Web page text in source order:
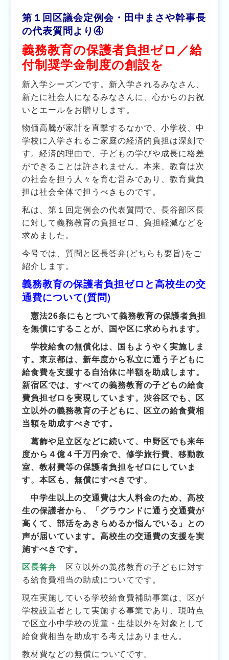
第１回区議会定例会・田中まさや幹事長
の代表質問より④
義務教育の保護者負担ゼロ／給
付制奨学金制度の創設を
新入学シーズンです。新入学されるみなさん、
新たに社会人になるみなさんに、心からのお祝
いとエールをお贈りします。
物価高騰が家計を直撃するなかで、小学校、中
学校に入学されるご家庭の経済的負担は深刻で
す。経済的理由で、子どもの学びや成長に格差
ができることは許されません。本来、教育は次
の社会を担う人々を育む営みであり、教育費負
担は社会全体で担うべきものです。
私は、第１回定例会の代表質問で、長谷部区長
に対して義務教育の負担ゼロ、負担軽減などを
求めました。
今号では、質問と区長答弁(どちらも要旨)をご
紹介します。
義務教育の保護者負担ゼロと高校生の交
通費について(質問)
憲法26条にもとづいて義務教育の保護者負担
を無償にすることが、国や区に求められます。
学校給食の無償化は、国もようやく実施しま
す。東京都は、新年度から私立に通う子どもに
給食費を支援する自治体に半額を助成します。
新宿区では、すべての義務教育の子どもの給食
費負担ゼロを実現しています。 渋谷区でも、区
立以外の義務教育の子どもに、区立の給食費相
当額を助成すべきです。
葛飾や足立区などに続いて、中野区でも来年
度から４億４千万円余で、修学旅行費、移動教
室、教材費等の保護者負担をゼロにしていま
す。本区も、無償にすべきです。
中学生以上の交通費は大人料金のため、高校
生の保護者から、「グラウンドに通う交通費が
高くて、部活をあきらめるか悩んでいる」との
声が届いています。高校生の交通費の支援を実
施すべきです。
区長答弁 区立以外の義務教育の子どもに対す
る給食費相当の助成についてです。
現在実施している学校給食費補助事業は、区が
学校設置者として実施する事業であり、現時点
で区立小中学校の児童・生徒以外を対象として
給食費相当を助成する考えはありません。
教材費などの無償についてです。